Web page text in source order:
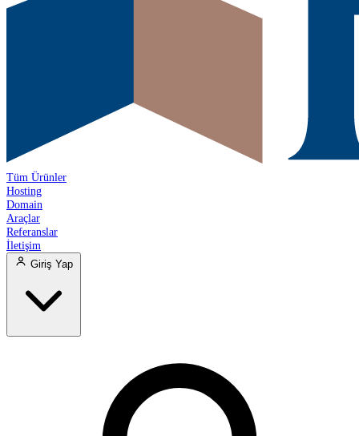
Tüm Ürünler
Hosting
Domain
Araçlar
Referanslar
İletişim
Giriş Yap